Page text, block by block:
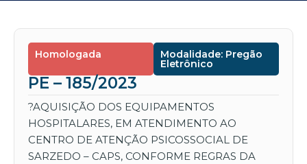
Homologada Modalidade: Pregão
Eletrônico
PE – 185/2023
?AQUISIÇÃO DOS EQUIPAMENTOS
HOSPITALARES, EM ATENDIMENTO AO
CENTRO DE ATENÇÃO PSICOSSOCIAL DE
SARZEDO – CAPS, CONFORME REGRAS DA